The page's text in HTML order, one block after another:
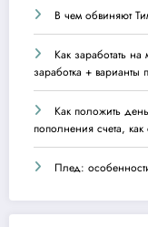
В чем обвиняют
Как заработать
заработка + варианты
Как положить
пополнения счета, как
Плед: